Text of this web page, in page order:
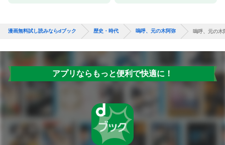
漫画無料試し読みならdブック 歴史・時代 嗚呼、元の木阿弥 嗚呼、元の木
アプリならもっと便利で快適に！